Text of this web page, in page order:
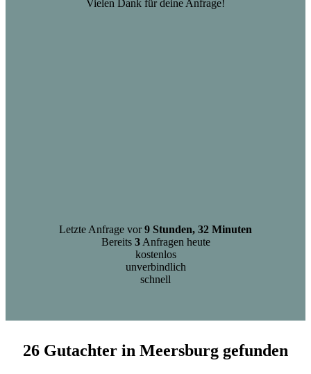
Vielen Dank für deine Anfrage!
Letzte Anfrage vor9 Stunden, 32 Minuten
Bereits 3Anfragen heute
kostenlos
unverbindlich
schnell
26 Gutachter in Meersburg gefunden